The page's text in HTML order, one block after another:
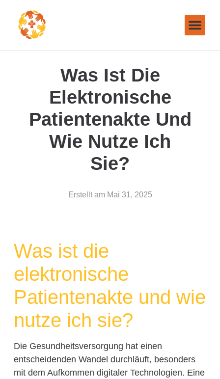
Was Ist Die
Elektronische
Patientenakte Und
Wie Nutze Ich
Sie?
Erstellt am Mai 31, 2025
Was ist die
elektronische
Patientenakte und wie
nutze ich sie?
Die Gesundheitsversorgung hat einen
entscheidenden Wandel durchläuft, besonders
mit dem Aufkommen digitaler Technologien. Eine